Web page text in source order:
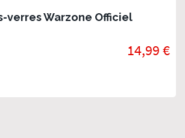
verres Warzone Officiel
14,99 €